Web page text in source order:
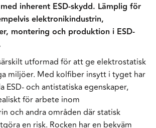
inherent ESD-skydd. Lämplig för
elektronikindustrin,
montering och produktion i ESD-
utformad för att ge elektrostatisk
miljöer. Med kolfiber insytt i tyget har
ESD- och antistatiska egenskaper,
för arbete inom
och andra områden där statisk
en risk. Rocken har en bekväm